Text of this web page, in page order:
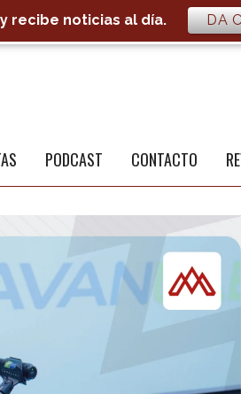
PODCAST CONTACTO
recibe noticias al día. DA